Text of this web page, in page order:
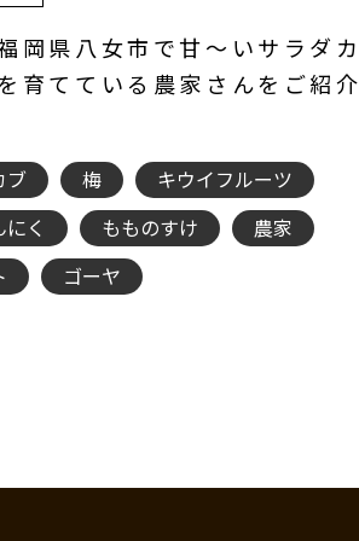
岡県八女市で甘～いサラダカ
育てている農家さんをご紹介
ブ 梅
キウイフルーツ
にく もものすけ
農家
ゴーヤ